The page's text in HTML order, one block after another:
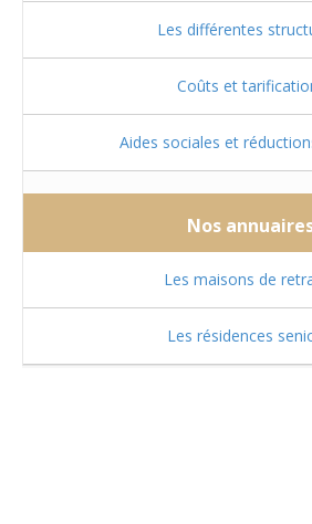
Les différentes
Coûts et
Aides sociales et
Nos
Les maisons de
Les résidences